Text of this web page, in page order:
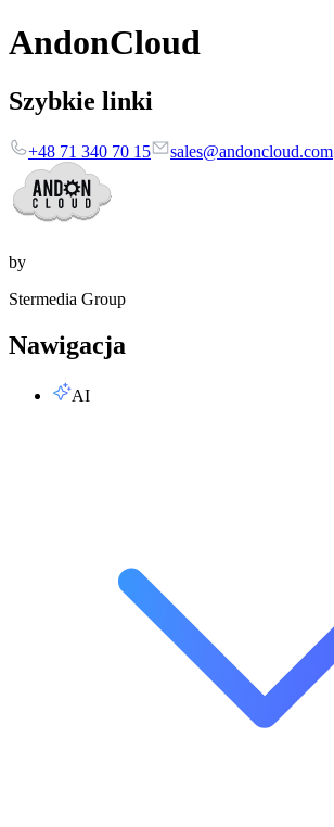
AndonCloud
Szybkie linki
+48 71 340 70 15 sales@andoncloud.com
by
Stermedia Group
Nawigacja
AI